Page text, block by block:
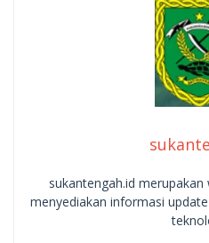
sukantengah.id
menyediakan informasi